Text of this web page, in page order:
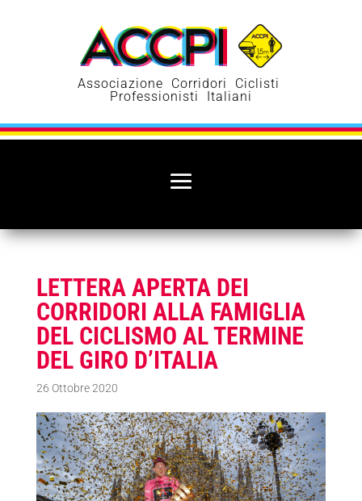
Associazione Corridori Ciclisti
Professionisti Italiani
LETTERA APERTA DEI
CORRIDORI ALLA FAMIGLIA
DEL CICLISMO AL TERMINE
DEL GIRO D’ITALIA
26 Ottobre 2020